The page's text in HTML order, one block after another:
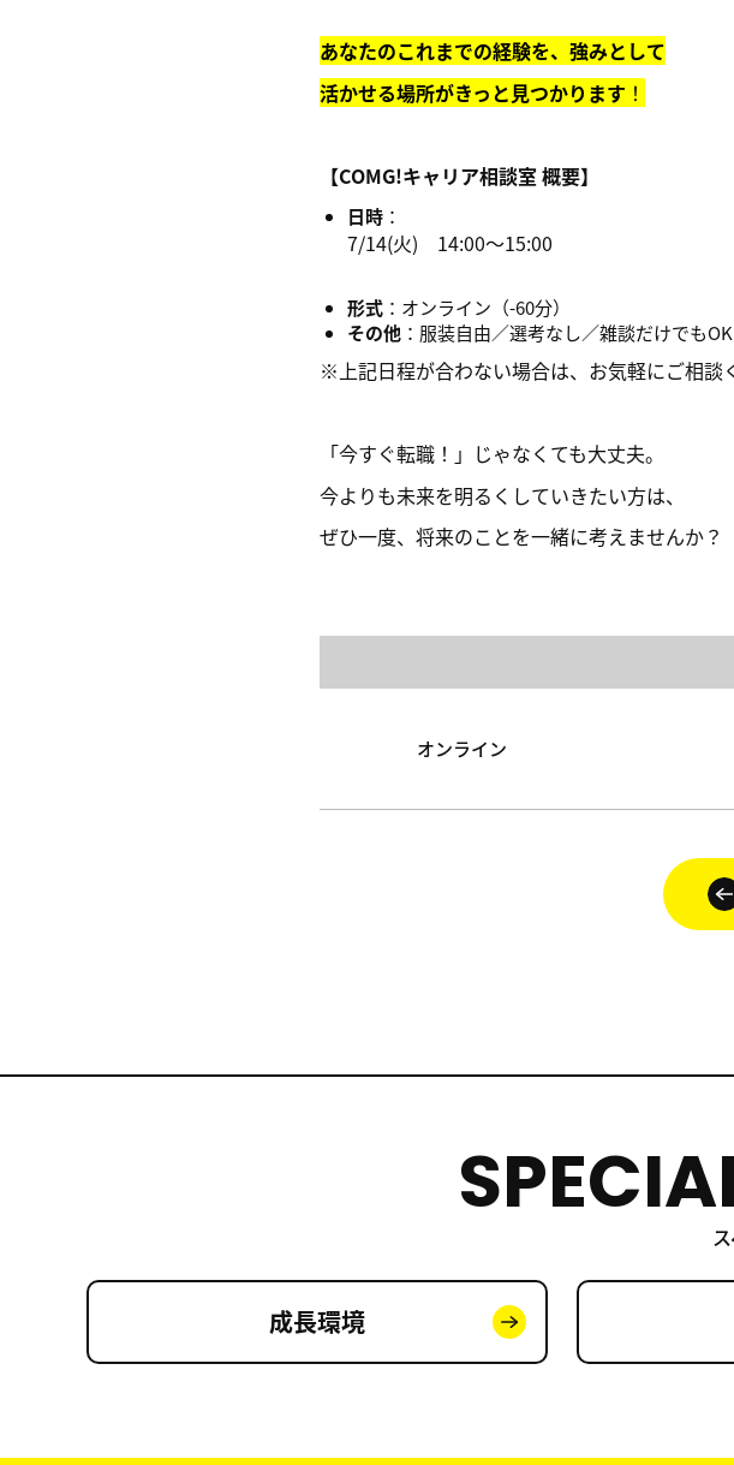
あなたのこれまでの経験を、強みとして
活かせる場所がきっと見つかります ！
【COMG!キャリア相談室 概要】
日時：
7/14(火) 14:00～15:00
形式：オンライン（-60分）
その他：服装自由／選考なし／雑談だけでもOK
※上記日程が合わない場合は、お気軽にご相談
「今すぐ転職！」じゃなくても大丈夫。
今よりも未来を明るくしていきたい方は、
ぜひ一度、将来のことを一緒に考えませんか？
オンライン
成長環境